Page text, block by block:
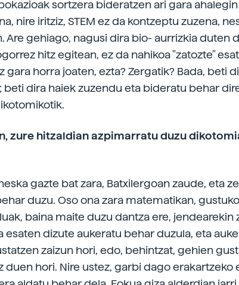
sortzera bideratzen ari gara ahalegin
nire iritziz, STEM ez da kontzeptu zuzena,
Are gehiago, nagusi dira bio- aurrizkia duten
hitz egitean, ez da nahikoa "zatozte"
gara horra joaten, ezta? Zergatik? Bada, beti
beti dira haiek zuzendu eta bideratu behar
zure hitzaldian azpimarratu duzu
gazte bat zara, Batxilergoan zaude, eta
duzu. Oso ona zara matematikan,
baina maite duzu dantza ere, jendearekin
esaten dizute aukeratu behar duzula, eta
zaizun hori, edo, behintzat, gehien
duen hori. Nire ustez, garbi dago erakartzeko